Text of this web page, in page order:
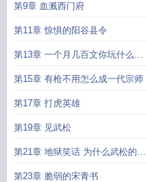
第9章 血溅西门府
第11章 惊惧的阳谷县令
第13章 一个月几百文你玩什么命
啊
第15章 有枪不用怎么成一代宗师
第17章 打虎英雄
第19章 见武松
第21章 地狱笑话 为什么武松的扮
演者是丁海峰
第23章 脆弱的宋青书